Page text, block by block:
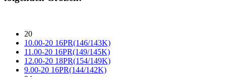
20
10.00-20 16PR(146/143K)
11.00-20 16PR(149/145K)
12.00-20 18PR(154/149K)
9.00-20 16PR(144/142K)